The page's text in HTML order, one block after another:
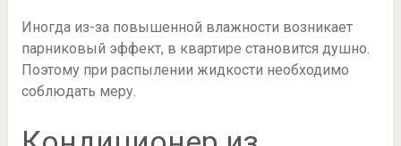
Иногда из-за повышенной влажности возникает
парниковый эффект, в квартире становится душно.
Поэтому при распылении жидкости необходимо
соблюдать меру.